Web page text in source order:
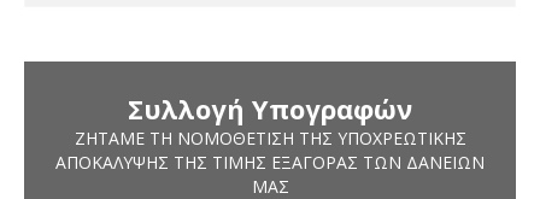
Συλλογή Υπογραφών
ΖΗΤΆΜΕ ΤΗ ΝΟΜΟΘΈΤΙΣΗ ΤΗΣ ΥΠΟΧΡΕΩΤΙΚΉΣ
ΑΠΟΚΆΛΥΨΗΣ ΤΗΣ ΤΙΜΉΣ ΕΞΑΓΟΡΆΣ ΤΩΝ ΔΑΝΕΊΩΝ
ΜΑΣ